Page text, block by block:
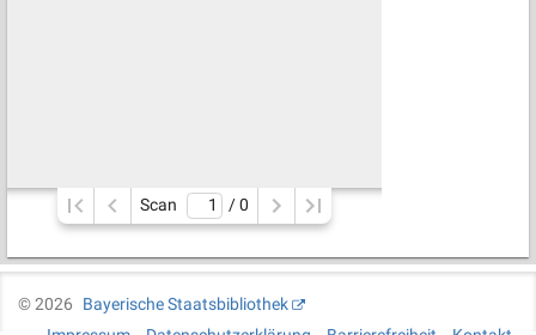
Scan / 0
©2026
Bayerische Staatsbibliothek